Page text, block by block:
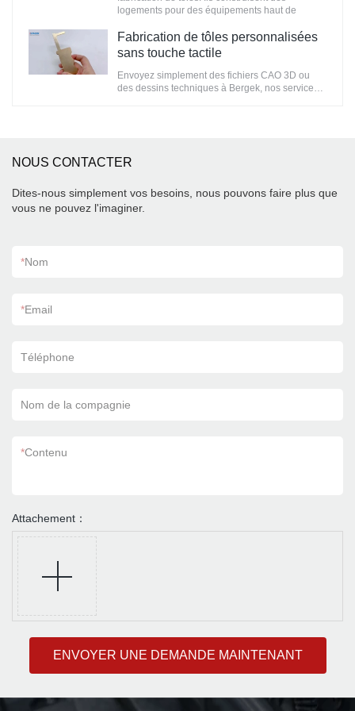
logements pour des équipements haut de
importante.
Fabrication de tôles personnalisées
sans touche tactile
Envoyez simplement des fichiers CAO 3D ou
des dessins techniques à Bergek, nos services
d'assemblage tels que l'installation d'inserts
NOUS CONTACTER
Dites-nous simplement vos besoins, nous pouvons faire plus que
vous ne pouvez l'imaginer.
*Nom
*Email
Téléphone
Nom de la compagnie
*Contenu
Attachement：
ENVOYER UNE DEMANDE MAINTENANT